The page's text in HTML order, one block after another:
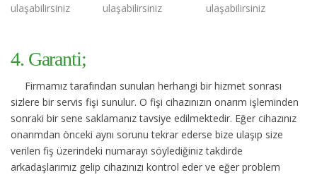
ulaşabilirsiniz
ulaşabilirsiniz
ulaşabilirsiniz
4. Garanti;
Firmamız tarafından sunulan herhangi bir hizmet sonrası
sizlere bir servis fişi sunulur. O fişi cihazınızın onarım işleminden
sonraki bir sene saklamanız tavsiye edilmektedir. Eğer cihazınız
onarımdan önceki aynı sorunu tekrar ederse bize ulaşıp size
verilen fiş üzerindeki numarayı söylediğiniz takdirde
arkadaşlarımız gelip cihazınızı kontrol eder ve eğer problem